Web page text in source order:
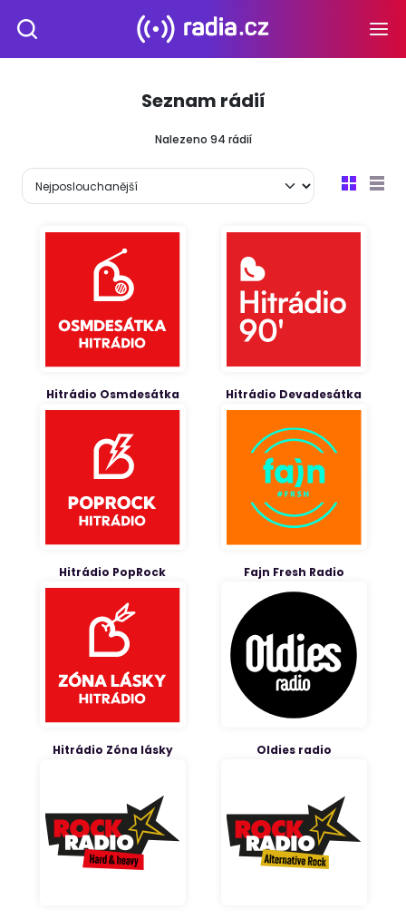
Seznam rádií
Nalezeno 94 rádií
Hitrádio Osmdesátka Hitrádio Devadesátka
Hitrádio PopRock Fajn Fresh Radio
Hitrádio Zóna lásky Oldies radio